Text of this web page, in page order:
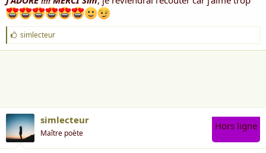
J
'
a
simlecteur
simlecteur
Maître poète
Hors ligne